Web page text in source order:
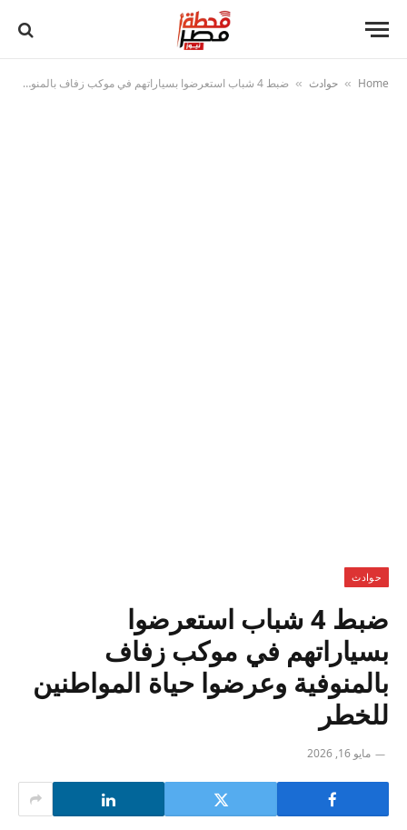
Home
» حوادث » ضبط 4 شباب استعرضوا بسياراتهم في موكب زفاف بالمنوفية وعرضوا حياة المواطنين للخطر
حوادث
ضبط 4 شباب استعرضوا
بسياراتهم في موكب زفاف
بالمنوفية وعرضوا حياة المواطنين
للخطر
مايو 16, 2026